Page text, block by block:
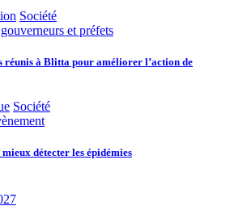
Société
réunis à Blitta pour améliorer l’action de
Société
détecter les épidémies